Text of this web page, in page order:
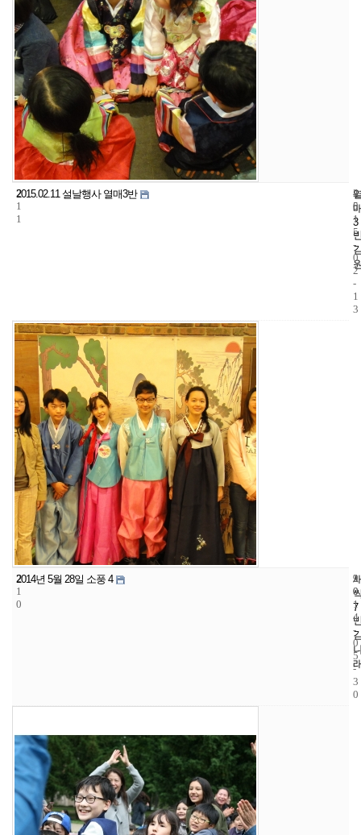
2
1
1
2015.02.11 설날행사 열매3반
3
4
5
2
0
1
5
-
0
2
-
1
3
2
1
0
2014년 5월 28일 소풍 4
7
9
0
2
0
1
4
-
0
5
-
3
0